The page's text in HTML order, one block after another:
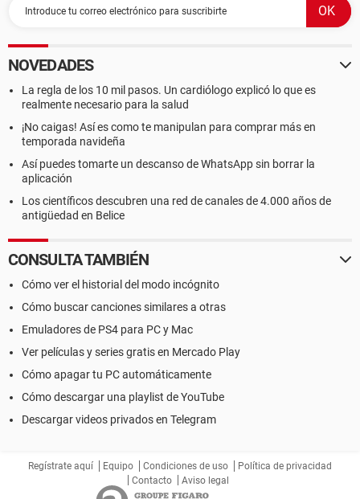
NOVEDADES
La regla de los 10 mil pasos. Un cardiólogo explicó lo que es
realmente necesario para la salud
¡No caigas! Así es como te manipulan para comprar más en
temporada navideña
Así puedes tomarte un descanso de WhatsApp sin borrar la
aplicación
Los científicos descubren una red de canales de 4.000 años de
antigüedad en Belice
CONSULTA TAMBIÉN
Cómo ver el historial del modo incógnito
Cómo buscar canciones similares a otras
Emuladores de PS4 para PC y Mac
Ver películas y series gratis en Mercado Play
Cómo apagar tu PC automáticamente
Cómo descargar una playlist de YouTube
Descargar videos privados en Telegram
Regístrate aquí Equipo Condiciones de uso
Política de privacidad
Contacto
Aviso legal